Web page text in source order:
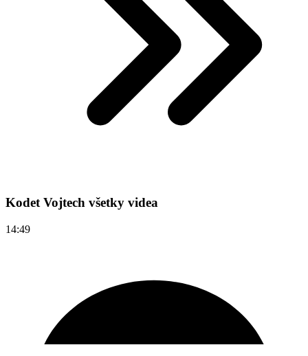
Kodet Vojtech všetky videa
14:49